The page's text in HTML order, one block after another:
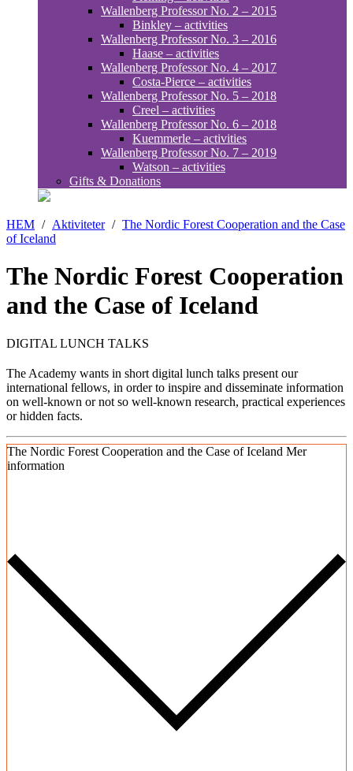
Wallenberg Professor No. 2 – 2015
Binkley – activities
Wallenberg Professor No. 3 – 2016
Haase – activities
Wallenberg Professor No. 4 – 2017
Costa-Pierce – activities
Wallenberg Professor No. 5 – 2018
Creel – activities
Wallenberg Professor No. 6 – 2018
Kuemmerle – activities
Wallenberg Professor No. 7 – 2019
Watson – activities
Gifts & Donations
HEM / Aktiviteter / The Nordic Forest Cooperation and the Case
of Iceland
The Nordic Forest Cooperation
and the Case of Iceland
DIGITAL LUNCH TALKS
The Academy wants in short digital lunch talks present our
international fellows, in order to inspire and disseminate information
on well-known or not so well-known research, practical experiences
or hidden facts.
The Nordic Forest Cooperation and the Case of Iceland Mer
information